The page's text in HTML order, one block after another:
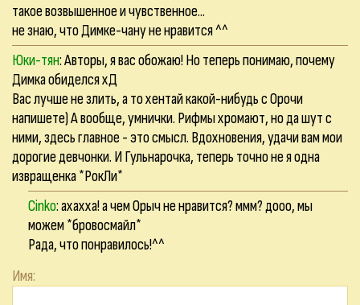
такое возвышенное и чувственное...
не знаю, что Димке-чану не нравится ^^
Юки-тян: Авторы, я вас обожаю! Но теперь понимаю, почему
Димка обиделся хД
Вас лучше не злить, а то хентай какой-нибудь с Орочи
напишете) А вообще, умнички. Рифмы хромают, но да шут с
ними, здесь главное - это смысл. Вдохновения, удачи вам мои
дорогие девчонки. И Гульнарочка, теперь точно не я одна
извращенка *РокЛи*
Cinko: ахахха! а чем Орыч не нравится? ммм? дооо, мы
можем *бровосмайл*
Рада, что понравилось!^^
Имя: